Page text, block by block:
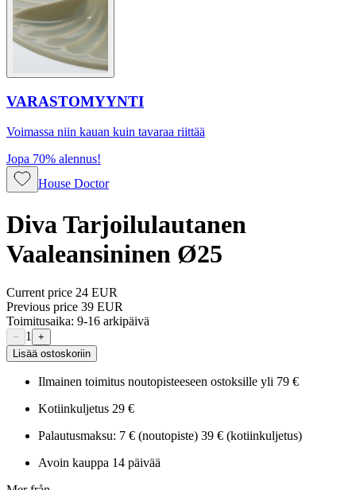
VARASTOMYYNTI
Voimassa niin kauan kuin tavaraa riittää
Jopa 70% alennus!
House Doctor
Diva Tarjoilulautanen
Vaaleansininen Ø25
Current price 24 EUR
Previous price 39 EUR
Toimitusaika: 9-16 arkipäivä
− 1
+
Lisää ostoskoriin
Ilmainen toimitus noutopisteeseen ostoksille yli 79 €
Kotiinkuljetus 29 €
Palautusmaksu: 7 € (noutopiste) 39 € (kotiinkuljetus)
Avoin kauppa 14 päivää